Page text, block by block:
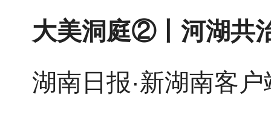
大美洞庭②丨河湖共
湖南日报·新湖南客